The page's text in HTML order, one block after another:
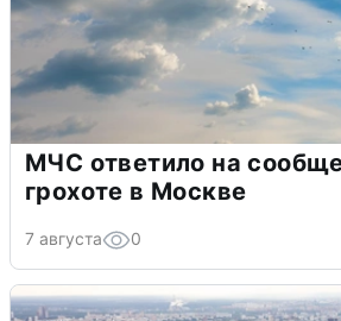
МЧС ответило на
грохоте в Москве
7 августа 0